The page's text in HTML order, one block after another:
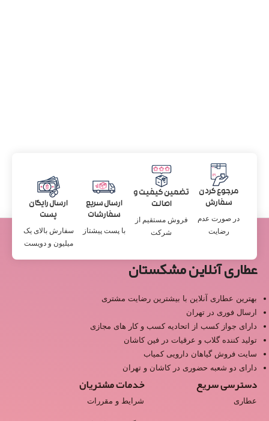
مرجوع کردن
سفارش
در صورت عدم
رضایت
تضمین کیفیت و
اصالت
فروش مستقیم از
شرکت
ارسال سریع
سفارشات
با پست پیشتاز
ارسال رایگان
پست
سفارش بالای یک
میلیون و دویست
عطاری آنلاین مشکستان
بهترین عطاری آنلاین با بیشترین رضایت مشتری
ارسال فوری در تهران
دارای جواز کسب از اتحادیه کسب و کار های مجازی
تولید کننده گلاب و عرقیات در فین کاشان
سایت فروش گیاهان دارویی کمیاب
دارای دو شعبه حضوری در کاشان و تهران
دسترسی سریع
عطاری
خدمات مشتریان
شرایط و مقررات